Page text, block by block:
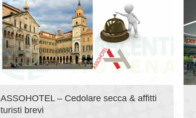
ASSOHOTEL – Cedolare secca & affitti
turisti brevi